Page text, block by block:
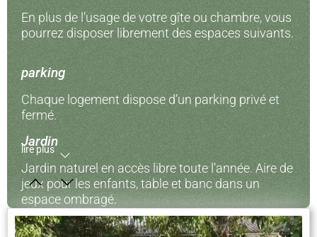
En plus de l’usage de votre gîte ou chambre, vous
pourrez disposer librement des espaces suivants.
parking
Chaque logement dispose d’un parking privé et
fermé.
Jardin
Jardin naturel en accès libre toute l’année. Aire de
jeux pour les enfants, table et banc dans un
espace ombragé.
Piscine
lire plus